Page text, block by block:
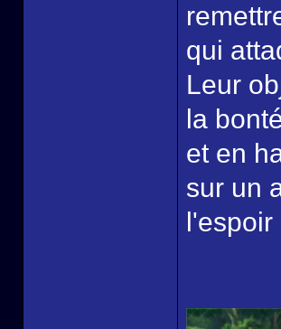
qui
Leur
la
et en
sur un
l'espoir